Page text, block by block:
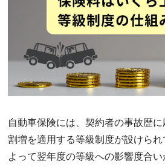
自動車保険には、契約者の事故歴に
割増を適用する等級制度が設けら
よって翌年度の等級への影響度合